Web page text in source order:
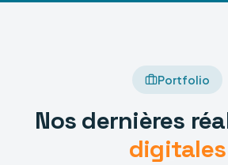
Portfolio
Nos dernières
digitales